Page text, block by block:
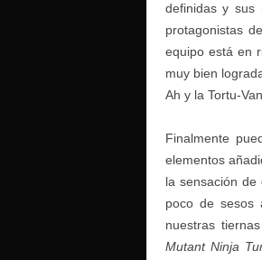
definidas y
protagonistas
equipo está en
muy bien
Ah y la Tortu-
Finalmente
elementos
la sensación
poco de sesos
nuestras
Mutant Ninja